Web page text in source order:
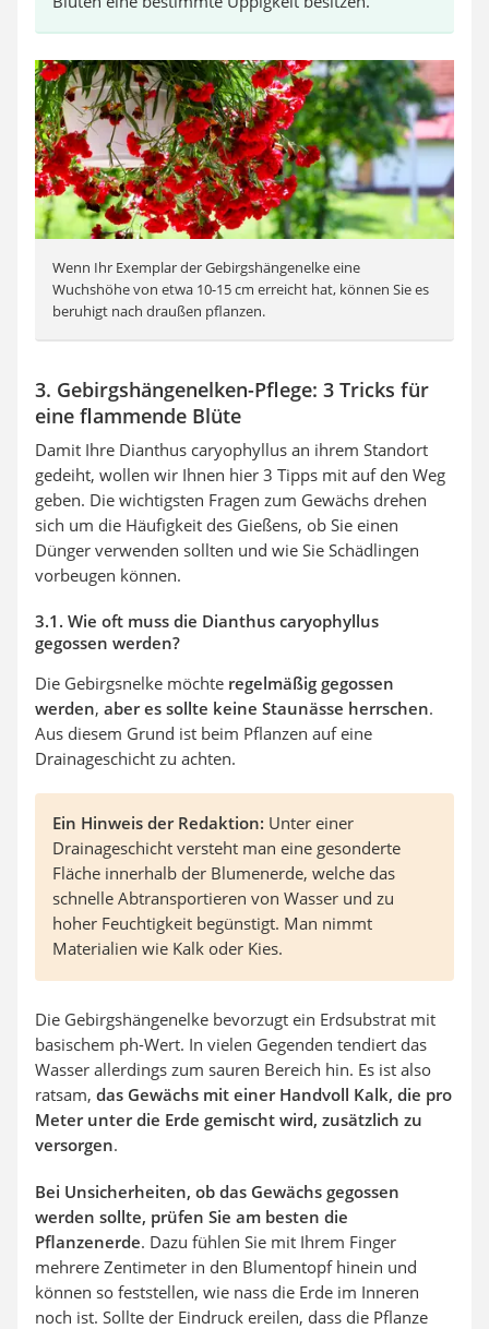
Wenn Ihr Exemplar der Gebirgshängenelke eine
Wuchshöhe von etwa 10-15 cm erreicht hat, können Sie es
beruhigt nach draußen pflanzen.
3. Gebirgshängenelken-Pflege: 3 Tricks für
eine flammende Blüte
Damit Ihre Dianthus caryophyllus an ihrem Standort
gedeiht, wollen wir Ihnen hier 3 Tipps mit auf den Weg
geben. Die wichtigsten Fragen zum Gewächs drehen
sich um die Häufigkeit des Gießens, ob Sie einen
Dünger verwenden sollten und wie Sie Schädlingen
vorbeugen können.
3.1. Wie oft muss die Dianthus caryophyllus
gegossen werden?
Die Gebirgsnelke möchte regelmäßig gegossen
werden, aber es sollte keine Staunässe herrschen.
Aus diesem Grund ist beim Pflanzen auf eine
Drainageschicht zu achten.
Ein Hinweis der Redaktion: Unter einer
Drainageschicht versteht man eine gesonderte
Fläche innerhalb der Blumenerde, welche das
schnelle Abtransportieren von Wasser und zu
hoher Feuchtigkeit begünstigt. Man nimmt
Materialien wie Kalk oder Kies.
Die Gebirgshängenelke bevorzugt ein Erdsubstrat mit
basischem ph-Wert. In vielen Gegenden tendiert das
Wasser allerdings zum sauren Bereich hin. Es ist also
ratsam, das Gewächs mit einer Handvoll Kalk, die pro
Meter unter die Erde gemischt wird, zusätzlich zu
versorgen.
Bei Unsicherheiten, ob das Gewächs gegossen
werden sollte, prüfen Sie am besten die
Pflanzenerde. Dazu fühlen Sie mit Ihrem Finger
mehrere Zentimeter in den Blumentopf hinein und
können so feststellen, wie nass die Erde im Inneren
noch ist. Sollte der Eindruck ereilen, dass die Pflanze